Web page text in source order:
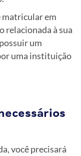
matricular em
relacionada à sua
um
uma instituição
você precisará